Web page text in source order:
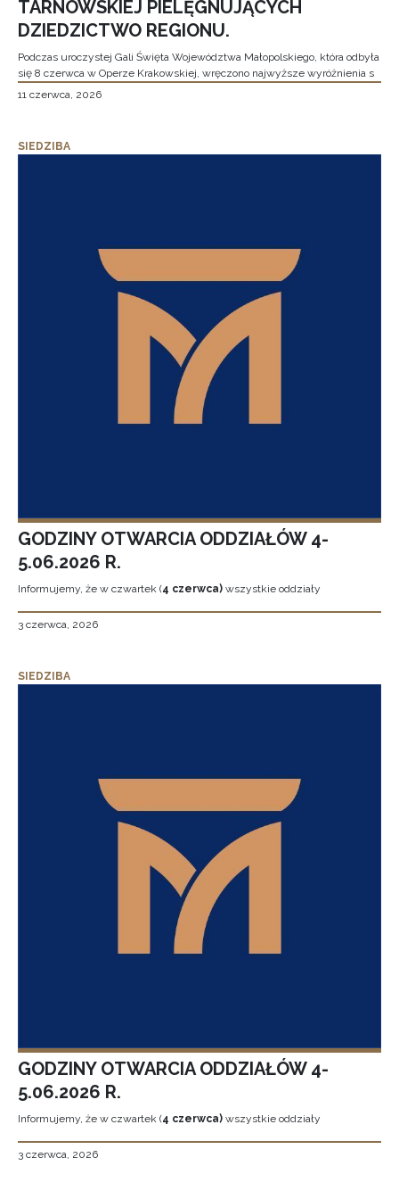
TARNOWSKIEJ PIELĘGNUJĄCYCH
DZIEDZICTWO REGIONU.
Podczas uroczystej Gali Święta Województwa Małopolskiego, która odbyła
się 8 czerwca w Operze Krakowskiej, wręczono najwyższe wyróżnienia s
11 czerwca, 2026
SIEDZIBA
GODZINY OTWARCIA ODDZIAŁÓW 4-
5.06.2026 R.
Informujemy, że w czwartek (4 czerwca) wszystkie oddziały
3 czerwca, 2026
SIEDZIBA
GODZINY OTWARCIA ODDZIAŁÓW 4-
5.06.2026 R.
Informujemy, że w czwartek (4 czerwca) wszystkie oddziały
3 czerwca, 2026